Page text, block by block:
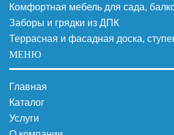
Комфортная мебель для сада,
Заборы и грядки из ДПК
Террасная и фасадная доска,
МЕНЮ
Главная
Каталог
Услуги